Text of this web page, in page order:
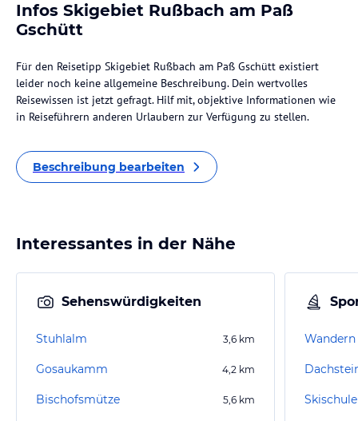
Infos Skigebiet Rußbach am Paß
Gschütt
Für den Reisetipp Skigebiet Rußbach am Paß Gschütt existiert
leider noch keine allgemeine Beschreibung. Dein wertvolles
Reisewissen ist jetzt gefragt. Hilf mit, objektive Informationen wie
in Reiseführern anderen Urlaubern zur Verfügung zu stellen.
Beschreibung bearbeiten
Interessantes in der Nähe
Sehenswürdigkeiten
Stuhlalm 3,6 km
Gosaukamm 4,2 km
Bischofsmütze 5,6 km
Wandern